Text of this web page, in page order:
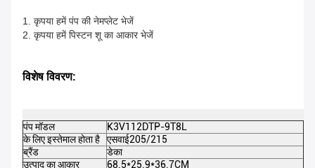
1. कृपया हमें पंप की नेमप्लेट भेजें
2. कृपया हमें पिस्टन शू का आकार भेजें
विशेष विवरण:
पंप मॉडल
K3V112DTP-9T8L
के लिए इस्तेमाल होता है
एसवाई205/215
ब्रैंड
डेका
उत्पाद का आकार
68.5*25.9*36.7CM